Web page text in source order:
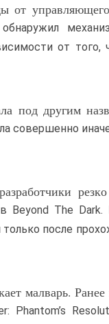
от
от
под другим
совершенно
Beyond The
только после
малварь.
Phantom’s